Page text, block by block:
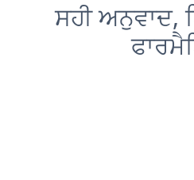
ਸਹੀ ਅਨੁਵਾਦ,